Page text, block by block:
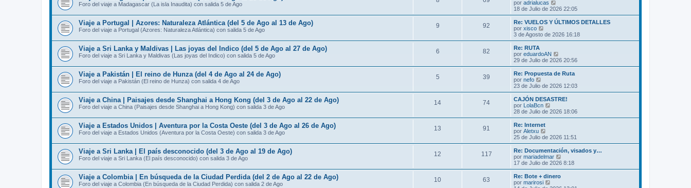
a
j
e
m
e
s
j
e
t
m
o
m
e
a
j
e
Foro del viaje a Madagascar (La isla Inaudita) con salida 5 de Ago
por adrialucas
e
r
ú
t
o
m
e
s
j
e
18 de Julio de 2026 22:05
Viaje a Portugal | Azores: Naturaleza Atlántica (del 5 de Ago al 13 de Ago)
Foro del viaje a Portugal (Azores: Naturaleza Atlántica) con salida 5 de Ago
9 92
Re: VUELOS Y ÚLTIMOS DETALLES
por xisco
e
r
l
t
m
o
m
e
s
a
j
e
3 de Agosto de 2026 16:18
Viaje a Sri Lanka y Maldivas | Las joyas del Indico (del 5 de Ago al 27 de Ago)
Foro del viaje a Sri Lanka y Maldivas (Las joyas del Indico) con salida 5 de Ago
6 82
Re: RUTA
por eduardoAN
e
r
ú
t
m
o
m
e
j
e
29 de Julio de 2026 20:56
Viaje a Pakistán | El reino de Hunza (del 4 de Ago al 24 de Ago)
Foro del viaje a Pakistán (El reino de Hunza) con salida 4 de Ago
5 39
Re: Propuesta de Ruta
por nefo
e
r
ú
l
t
m
o
m
e
s
a
j
e
23 de Julio de 2026 12:03
Viaje a China | Paisajes desde Shanghai a Hong Kong (del 3 de Ago al 22 de Ago)
Foro del viaje a China (Paisajes desde Shanghai a Hong Kong) con salida 3 de Ago
14 74
CAJÓN DESASTRE!
por LolaBcn
e
r
t
m
o
m
e
s
28 de Julio de 2026 18:06
Viaje a Estados Unidos | Aventura por la Costa Oeste (del 3 de Ago al 26 de Ago)
Foro del viaje a Estados Unidos (Aventura por la Costa Oeste) con salida 3 de Ago
13 91
Re: Internet
por Aletxu
e
r
ú
l
t
m
o
m
25 de Julio de 2026 11:51
Viaje a Sri Lanka | El país desconocido (del 3 de Ago al 19 de Ago)
Foro del viaje a Sri Lanka (El país desconocido) con salida 3 de Ago
12 117
Re: Documentación, visados y…
por mariadelmar
e
r
17 de Julio de 2026 8:18
Viaje a Colombia | En búsqueda de la Ciudad Perdida (del 2 de Ago al 22 de Ago)
Foro del viaje a Colombia (En búsqueda de la Ciudad Perdida) con salida 2 de Ago
10 63
Re: Bote + dinero
por marirosi